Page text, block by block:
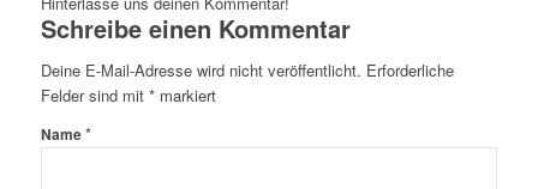
Schreibe einen Kommentar
Deine E-Mail-Adresse wird nicht veröffentlicht. Erforderliche
Felder sind mit *markiert
Name*